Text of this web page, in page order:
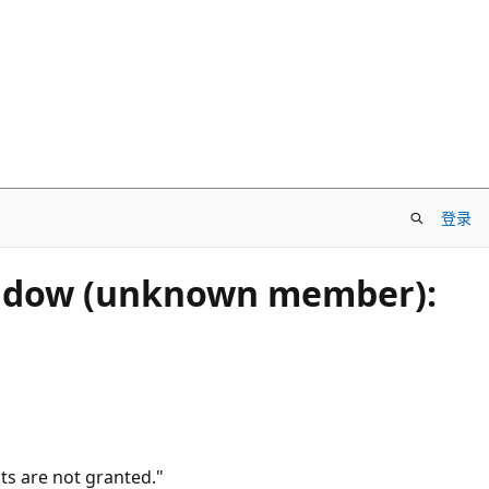
登录
(unknown member):
are not granted."